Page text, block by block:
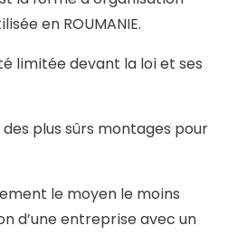
en ROUMANIE.
limitée devant la loi et ses
plus sûrs montages pour
le moyen le moins
d’une entreprise avec un